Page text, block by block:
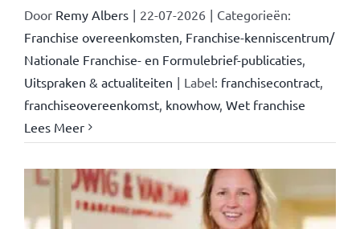
Door Remy Albers | 22-07-2026 | Categorieën:
Franchise overeenkomsten Franchise-kenniscentrum/
Nationale Franchise- en Formulebrief-publicaties,
Uitspraken & actualiteiten | Label: franchisecontract,
franchiseovereenkomst, knowhow, Wet franchise
Lees Meer